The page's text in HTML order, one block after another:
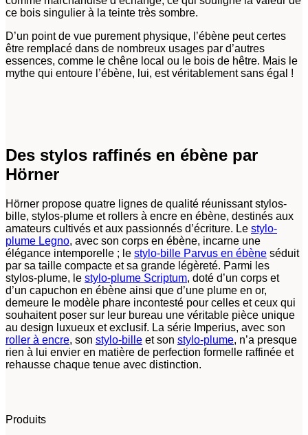
ce bois singulier à la teinte très sombre.
D’un point de vue purement physique, l’ébène peut certes
être remplacé dans de nombreux usages par d’autres
essences, comme le chêne local ou le bois de hêtre. Mais le
mythe qui entoure l’ébène, lui, est véritablement sans égal !
Des stylos raffinés en ébène par
Hörner
Hörner propose quatre lignes de qualité réunissant stylos-
bille, stylos-plume et rollers à encre en ébène, destinés aux
amateurs cultivés et aux passionnés d’écriture. Le stylo-
plume Legno, avec son corps en ébène, incarne une
élégance intemporelle ; le stylo-bille Parvus en ébène séduit
par sa taille compacte et sa grande légèreté. Parmi les
stylos-plume, le stylo-plume Scriptum, doté d’un corps et
d’un capuchon en ébène ainsi que d’une plume en or,
demeure le modèle phare incontesté pour celles et ceux qui
souhaitent poser sur leur bureau une véritable pièce unique
au design luxueux et exclusif. La série Imperius, avec son
roller à encre, son stylo-bille et son stylo-plume, n’a presque
rien à lui envier en matière de perfection formelle raffinée et
rehausse chaque tenue avec distinction.
Produits